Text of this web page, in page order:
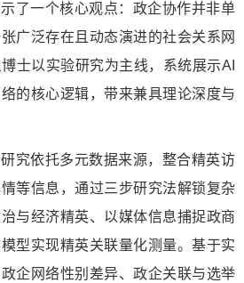
了一个核心观点：政企协作并非单
广泛存在且动态演进的社会关系网
士以实验研究为主线，系统展示AI
的核心逻辑，带来兼具理论深度与
究依托多元数据来源，整合精英访
等信息，通过三步研究法解锁复杂
与经济精英、以媒体信息捕捉政商
型实现精英关联量化测量。基于实
企网络性别差异、政企关联与选举